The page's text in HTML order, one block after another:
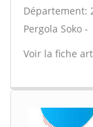
Département:
Pergola Soko -
Voir la fiche